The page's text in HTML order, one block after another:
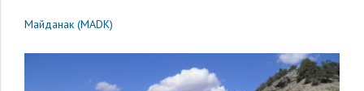
Майданак (MADK)